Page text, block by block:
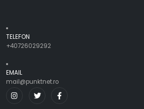
TELEFON
+40726029292
EMAIL
mail@punktnet.ro